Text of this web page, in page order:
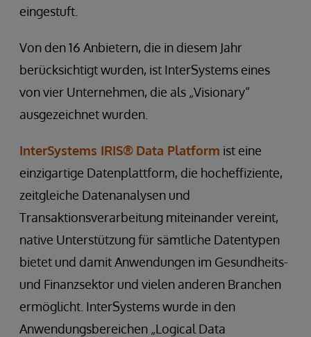
eingestuft.
Von den 16 Anbietern, die in diesem Jahr
berücksichtigt wurden, ist InterSystems eines
von vier Unternehmen, die als „Visionary“
ausgezeichnet wurden.
InterSystems IRIS® Data Platform ist eine
einzigartige Datenplattform, die hocheffiziente,
zeitgleiche Datenanalysen und
Transaktionsverarbeitung miteinander vereint,
native Unterstützung für sämtliche Datentypen
bietet und damit Anwendungen im Gesundheits-
und Finanzsektor und vielen anderen Branchen
ermöglicht. InterSystems wurde in den
Anwendungsbereichen „Logical Data